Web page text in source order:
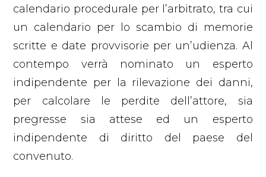
calendario procedurale per l’arbitrato, tra cui
un calendario per lo scambio di memorie
scritte e date provvisorie per un’udienza. Al
contempo verrà nominato un esperto
indipendente per la rilevazione dei danni,
per calcolare le perdite dell’attore, sia
pregresse sia attese ed un esperto
indipendente di diritto del paese del
convenuto.